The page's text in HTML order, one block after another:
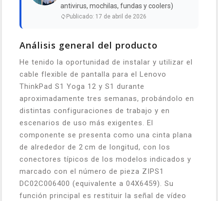
antivirus, mochilas, fundas y coolers)
Publicado: 17 de abril de 2026
Análisis general del producto
He tenido la oportunidad de instalar y utilizar el
cable flexible de pantalla para el Lenovo
ThinkPad S1 Yoga 12 y S1 durante
aproximadamente tres semanas, probándolo en
distintas configuraciones de trabajo y en
escenarios de uso más exigentes. El
componente se presenta como una cinta plana
de alrededor de 2 cm de longitud, con los
conectores típicos de los modelos indicados y
marcado con el número de pieza ZIPS1
DC02C006400 (equivalente a 04X6459). Su
función principal es restituir la señal de vídeo